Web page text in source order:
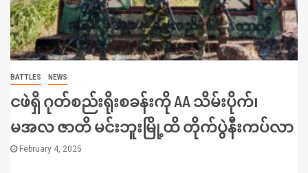
BATTLES NEWS
ငဖဲရှိ ဂုတ်စည်းရိုးစခန်းကို AA သိမ်းပိုက်၊
မအလ ဇာတိ မင်းဘူးမြို့ထိ တိုက်ပွဲနီးကပ်လာ
February 4, 2025